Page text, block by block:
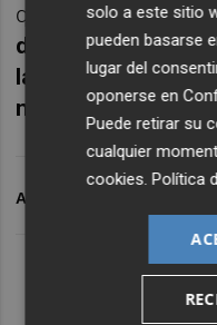
que
lo que
del riesgo de
la capacidad de
negocio y la
ARCHIVADO EN
solo a este sitio
pueden basarse
lugar del
oponerse en
Puede retirar su
cualquier
cookies .Política